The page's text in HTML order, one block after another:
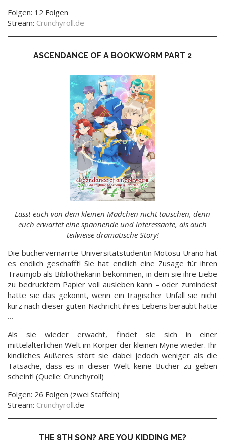
Folgen: 12 Folgen
Stream: Crunchyroll.de
ASCENDANCE OF A BOOKWORM PART 2
Lasst euch von dem kleinen Mädchen nicht täuschen, denn
euch erwartet eine spannende und interessante, als auch
teilweise dramatische Story!
Die büchervernarrte Universitätstudentin Motosu Urano hat
es endlich geschafft! Sie hat endlich eine Zusage für ihren
Traumjob als Bibliothekarin bekommen, in dem sie ihre Liebe
zu bedrucktem Papier voll ausleben kann – oder zumindest
hätte sie das gekonnt, wenn ein tragischer Unfall sie nicht
kurz nach dieser guten Nachricht ihres Lebens beraubt hätte
…
Als sie wieder erwacht, findet sie sich in einer
mittelalterlichen Welt im Körper der kleinen Myne wieder. Ihr
kindliches Äußeres stört sie dabei jedoch weniger als die
Tatsache, dass es in dieser Welt keine Bücher zu geben
scheint! (Quelle: Crunchyroll)
Folgen: 26 Folgen (zwei Staffeln)
Stream: Crunchyroll.de
THE 8TH SON? ARE YOU KIDDING ME?